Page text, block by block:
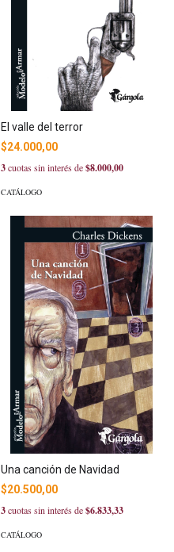
El valle del terror
$24.000,00
3cuotas sin interés de$8.000,00
CATÁLOGO
Una canción de Navidad
$20.500,00
3cuotas sin interés de$6.833,33
CATÁLOGO